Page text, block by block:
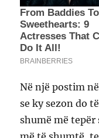
Në një postim
se ky sezon do
shumë më